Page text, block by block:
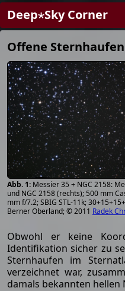
Deep⋆Sky Corner
Offene Sternhaufen
Messier 35 + NGC 2158:
und NGC 2158 (rechts); 500 mm
mm f/7.2; SBIG STL-11k;
Berner Oberland; © 2011 Radek
Obwohl er keine
Identifikation sicher zu
Sternhaufen im
verzeichnet war,
damals bekannten hellen